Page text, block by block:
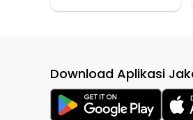
Download Aplikasi